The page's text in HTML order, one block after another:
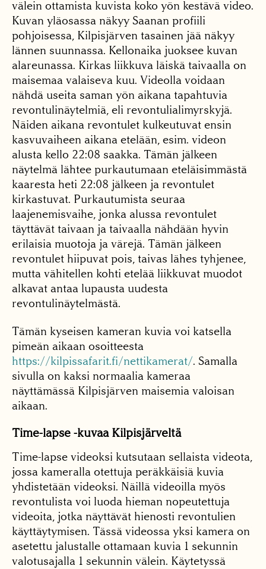
välein ottamista kuvista koko yön kestävä video.
Kuvan yläosassa näkyy Saanan profiili
pohjoisessa, Kilpisjärven tasainen jää näkyy
lännen suunnassa. Kellonaika juoksee kuvan
alareunassa. Kirkas liikkuva läiskä taivaalla on
maisemaa valaiseva kuu. Videolla voidaan
nähdä useita saman yön aikana tapahtuvia
revontulinäytelmiä, eli revontulialimyrskyjä.
Näiden aikana revontulet kulkeutuvat ensin
kasvuvaiheen aikana etelään, esim. videon
alusta kello 22:08 saakka. Tämän jälkeen
näytelmä lähtee purkautumaan eteläisimmästä
kaaresta heti 22:08 jälkeen ja revontulet
kirkastuvat. Purkautumista seuraa
laajenemisvaihe, jonka alussa revontulet
täyttävät taivaan ja taivaalla nähdään hyvin
erilaisia muotoja ja värejä. Tämän jälkeen
revontulet hiipuvat pois, taivas lähes tyhjenee,
mutta vähitellen kohti etelää liikkuvat muodot
alkavat antaa lupausta uudesta
revontulinäytelmästä.
Tämän kyseisen kameran kuvia voi katsella
pimeän aikaan osoitteesta
https://kilpissafarit.fi/nettikamerat/. Samalla
sivulla on kaksi normaalia kameraa
näyttämässä Kilpisjärven maisemia valoisan
aikaan.
Time-lapse -kuvaa Kilpisjärveltä
Time-lapse videoksi kutsutaan sellaista videota,
jossa kameralla otettuja peräkkäisiä kuvia
yhdistetään videoksi. Näillä videoilla myös
revontulista voi luoda hieman nopeutettuja
videoita, jotka näyttävät hienosti revontulien
käyttäytymisen. Tässä videossa yksi kamera on
asetettu jalustalle ottamaan kuvia 1 sekunnin
valotusajalla 1 sekunnin välein. Käytetyssä